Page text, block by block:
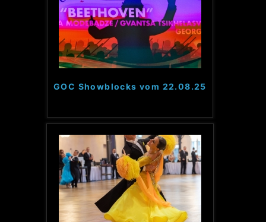
GOC Showblocks vom 22.08.25